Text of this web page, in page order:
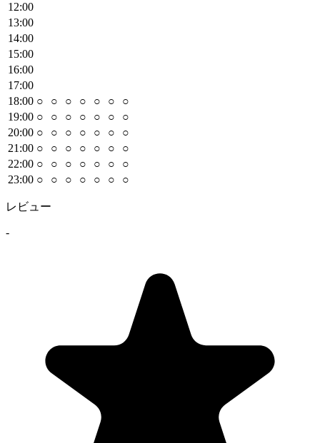
12:00
13:00
14:00
15:00
16:00
17:00
18:00 ○ ○ ○ ○ ○ ○
○
19:00 ○ ○ ○ ○ ○ ○
○
20:00 ○ ○ ○ ○ ○ ○
○
21 :00 ○ ○ ○ ○ ○ ○
○
22:00 ○ ○ ○ ○ ○ ○
○
23:00 ○ ○ ○ ○ ○ ○ ○
レビュー
-